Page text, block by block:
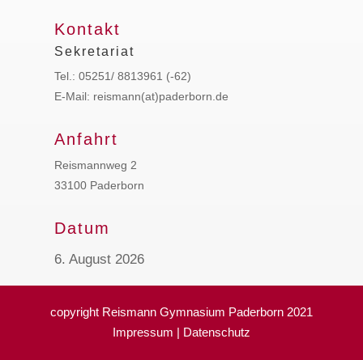
Kontakt
Sekretariat
Tel.: 05251/ 8813961 (-62)
E-Mail: reismann(at)paderborn.de
Anfahrt
Reismannweg 2
33100 Paderborn
Datum
6. August 2026
copyright Reismann Gymnasium Paderborn 2021
Impressum
Datenschutz